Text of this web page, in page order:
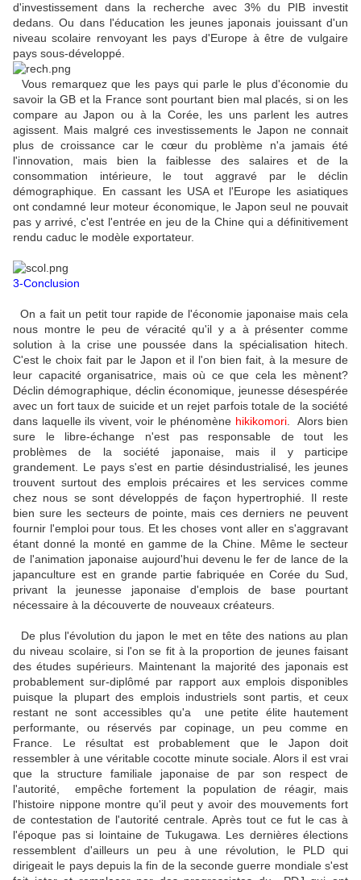
d'investissement dans la recherche avec 3% du PIB investit
dedans. Ou dans l'éducation les jeunes japonais jouissant d'un
niveau scolaire renvoyant les pays d'Europe à être de vulgaire
pays sous-développé.
Vous remarquez que les pays qui parle le plus d'économie du
savoir la GB et la France sont pourtant bien mal placés, si on les
compare au Japon ou à la Corée, les uns parlent les autres
agissent. Mais malgré ces investissements le Japon ne connait
plus de croissance car le cœur du problème n'a jamais été
l'innovation, mais bien la faiblesse des salaires et de la
consommation intérieure, le tout aggravé par le déclin
démographique. En cassant les USA et l'Europe les asiatiques
ont condamné leur moteur économique, le Japon seul ne pouvait
pas y arrivé, c'est l'entrée en jeu de la Chine qui a définitivement
rendu caduc le modèle exportateur.
3-Conclusion
On a fait un petit tour rapide de l'économie japonaise mais cela
nous montre le peu de véracité qu'il y a à présenter comme
solution à la crise une poussée dans la spécialisation hitech.
C'est le choix fait par le Japon et il l'on bien fait, à la mesure de
leur capacité organisatrice, mais où ce que cela les mènent?
Déclin démographique, déclin économique, jeunesse désespérée
avec un fort taux de suicide et un rejet parfois totale de la société
dans laquelle ils vivent, voir le phénomène hikikomori. Alors bien
sure le libre-échange n'est pas responsable de tout les
problèmes de la société japonaise, mais il y participe
grandement. Le pays s'est en partie désindustrialisé, les jeunes
trouvent surtout des emplois précaires et les services comme
chez nous se sont développés de façon hypertrophié. Il reste
bien sure les secteurs de pointe, mais ces derniers ne peuvent
fournir l'emploi pour tous. Et les choses vont aller en s'aggravant
étant donné la monté en gamme de la Chine. Même le secteur
de l'animation japonaise aujourd'hui devenu le fer de lance de la
japanculture est en grande partie fabriquée en Corée du Sud,
privant la jeunesse japonaise d'emplois de base pourtant
nécessaire à la découverte de nouveaux créateurs.
De plus l'évolution du japon le met en tête des nations au plan
du niveau scolaire, si l'on se fit à la proportion de jeunes faisant
des études supérieurs. Maintenant la majorité des japonais est
probablement sur-diplômé par rapport aux emplois disponibles
puisque la plupart des emplois industriels sont partis, et ceux
restant ne sont accessibles qu'a une petite élite hautement
performante, ou réservés par copinage, un peu comme en
France. Le résultat est probablement que le Japon doit
ressembler à une véritable cocotte minute sociale. Alors il est vrai
que la structure familiale japonaise de par son respect de
l'autorité, empêche fortement la population de réagir, mais
l'histoire nippone montre qu'il peut y avoir des mouvements fort
de contestation de l'autorité centrale. Après tout ce fut le cas à
l'époque pas si lointaine de Tukugawa. Les dernières élections
ressemblent d'ailleurs un peu à une révolution, le PLD qui
dirigeait le pays depuis la fin de la seconde guerre mondiale s'est